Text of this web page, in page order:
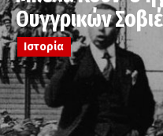
Ουγγρικών
Ιστορία